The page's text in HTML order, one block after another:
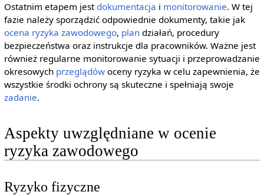
Ostatnim etapem jest dokumentacja i monitorowanie. W tej
fazie należy sporządzić odpowiednie dokumenty, takie jak
ocena ryzyka zawodowego, plandziałań, procedury
bezpieczeństwa oraz instrukcje dla pracowników. Ważne jest
również regularne monitorowanie sytuacji i przeprowadzanie
okresowych przeglądówoceny ryzyka w celu zapewnienia, że
wszystkie środki ochrony są skuteczne i spełniają swoje
zadanie.
Aspekty uwzględniane w ocenie
ryzyka zawodowego
Ryzyko fizyczne